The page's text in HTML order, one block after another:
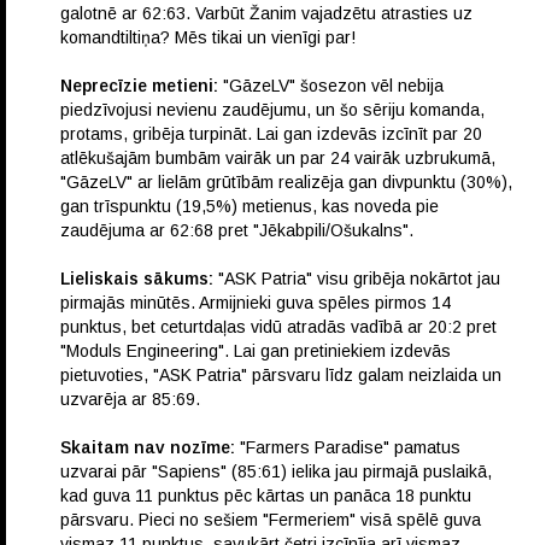
galotnē ar 62:63. Varbūt Žanim vajadzētu atrasties uz
komandtiltiņa? Mēs tikai un vienīgi par!
Neprecīzie metieni: "GāzeLV" šosezon vēl nebija
piedzīvojusi nevienu zaudējumu, un šo sēriju komanda,
protams, gribēja turpināt. Lai gan izdevās izcīnīt par 20
atlēkušajām bumbām vairāk un par 24 vairāk uzbrukumā,
"GāzeLV" ar lielām grūtībām realizēja gan divpunktu (30%),
gan trīspunktu (19,5%) metienus, kas noveda pie
zaudējuma ar 62:68 pret "Jēkabpili/Ošukalns".
Lieliskais sākums: "ASK Patria" visu gribēja nokārtot jau
pirmajās minūtēs. Armijnieki guva spēles pirmos 14
punktus, bet ceturtdaļas vidū atradās vadībā ar 20:2 pret
"Moduls Engineering". Lai gan pretiniekiem izdevās
pietuvoties, "ASK Patria" pārsvaru līdz galam neizlaida un
uzvarēja ar 85:69.
Skaitam nav nozīme: "Farmers Paradise" pamatus
uzvarai pār "Sapiens" (85:61) ielika jau pirmajā puslaikā,
kad guva 11 punktus pēc kārtas un panāca 18 punktu
pārsvaru. Pieci no sešiem "Fermeriem" visā spēlē guva